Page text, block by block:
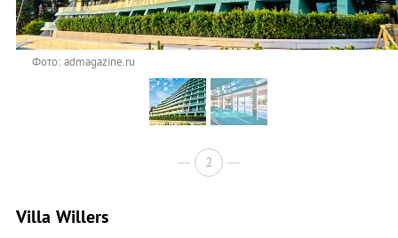
Фото: admagazine.ru
2
Villa Willers